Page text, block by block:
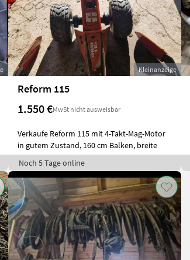
Kleinanzeige
Reform 115
1.550 €MwSt nicht ausweisbar
Verkaufe Reform 115 mit 4-Takt-Mag-Motor
in gutem Zustand, 160 cm Balken, breite
Noch 5 Tage online